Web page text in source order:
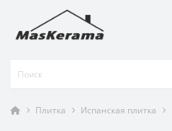
Плитка Испанская плитка